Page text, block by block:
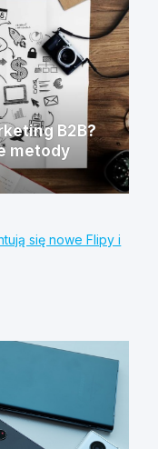
B2B?
metody
się nowe Flipy i